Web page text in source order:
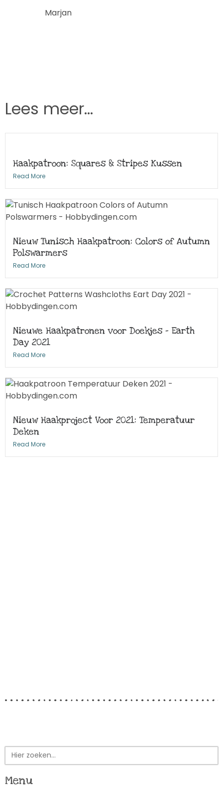
Marjan
Lees meer...
Haakpatroon: Squares & Stripes Kussen
Read More
Nieuw Tunisch Haakpatroon: Colors of Autumn
Polswarmers
Read More
Nieuwe Haakpatronen voor Doekjes – Earth
Day 2021
Read More
Nieuw Haakproject Voor 2021: Temperatuur
Deken
Read More
Zoek
naar:
Menu